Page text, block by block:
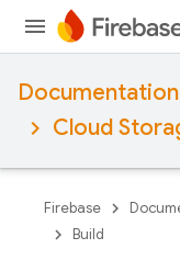
Documentation
Cloud
Firebase
Build